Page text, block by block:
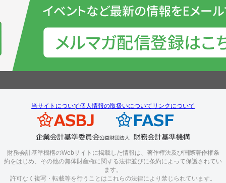
当サイトについて個人情報の取扱いについて リンクについて
財務会計基準機構のWebサイトに掲載した情報は、著作権法及び国際著作権条
約をはじめ、その他の無体財産権に関する法律並びに条約によって保護されてい
ます。
許可なく複写・転載等を行うことはこれらの法律により禁じられています。